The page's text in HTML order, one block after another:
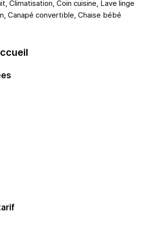
Climatisation, Coin cuisine, Lave linge
Canapé convertible, Chaise bébé